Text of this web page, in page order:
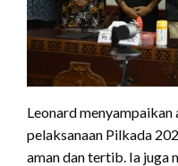
Leonard menyampaikan
pelaksanaan Pilkada
aman dan tertib. Ia juga